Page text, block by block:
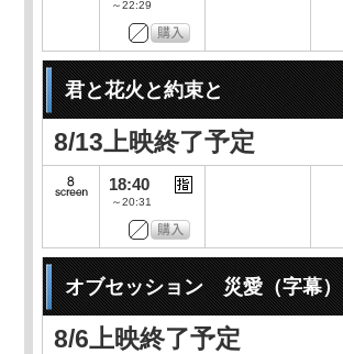
～22:29
君と花火と約束と
8/13上映終了予定
18:40
～20:31
オブセッション 災愛（字幕）
8/6上映終了予定